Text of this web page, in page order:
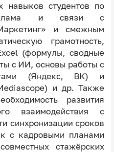
навыков студентов по
и связи с
и смежным
грамотность,
(формулы, сводные
с ИИ, основы работы с
(Яндекс, ВК) и
и др. Также
развития
взаимодействия с
синхронизации сроков
с кадровыми планами
стажёрских